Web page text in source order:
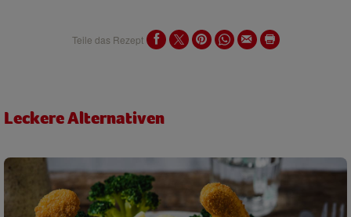
Teile das Rezept
Leckere Alternativen